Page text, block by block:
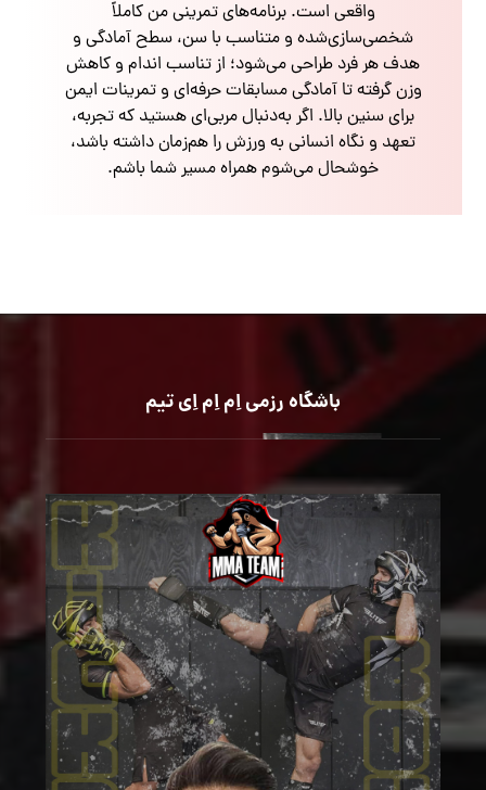
واقعی است. برنامه‌های تمرینی من کاملاً
شخصی‌سازی‌شده و متناسب با سن، سطح آمادگی و
هدف هر فرد طراحی می‌شود؛ از تناسب اندام و کاهش
وزن گرفته تا آمادگی مسابقات حرفه‌ای و تمرینات ایمن
برای سنین بالا. اگر به‌دنبال مربی‌ای هستید که تجربه،
تعهد و نگاه انسانی به ورزش را هم‌زمان داشته باشد،
خوشحال می‌شوم همراه مسیر شما باشم.
باشگاه رزمی اِم اِم اِی تیم